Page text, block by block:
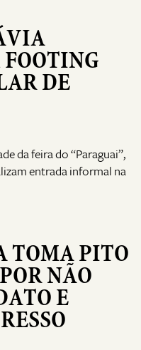
DE
da feira do “Paraguai”,
entrada informal na
TOMA PITO
NÃO
E